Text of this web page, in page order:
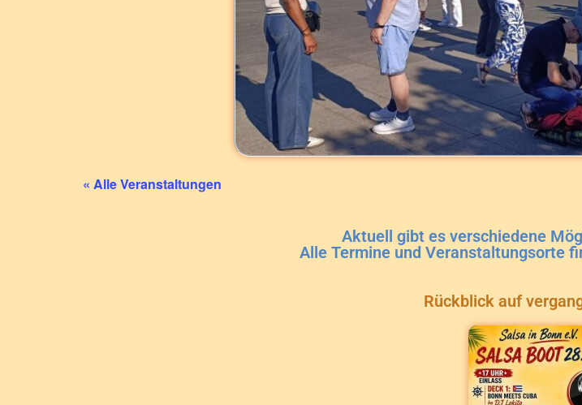
« Alle Veranstaltungen
Aktuell gibt es verschiedene
Alle Termine und Veranstaltungsorte
Rückblick auf